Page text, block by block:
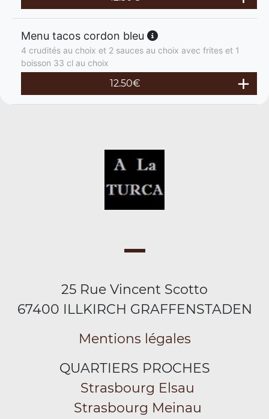
Menu tacos cordon bleu
4 crudités au choix et 2 sauces au choix avec frites et 1
boisson 33 cl au choix
12.50€
25 Rue Vincent Scotto
67400 ILLKIRCH GRAFFENSTADEN
Mentions légales
QUARTIERS PROCHES
Strasbourg Elsau
Strasbourg Meinau